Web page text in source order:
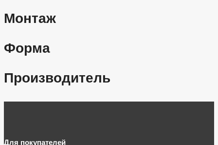
Монтаж
Форма
Производитель
Для покупателей